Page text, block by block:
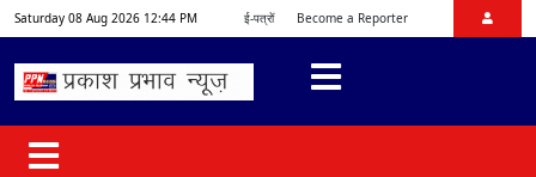
Saturday 08 Aug 2026 12:44 PM ई-पत्रों Become a Reporter